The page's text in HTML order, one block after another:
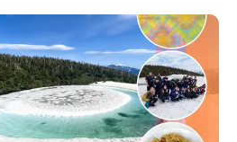
かねる場合がございます。対応が必
ださい。・参加取消や急遽参加でき
決定後の参加お取り消しはご遠慮下さ
の場合はお早めに事務局までご連絡く
ーやむを得ない参加お取り消しの場
応させていただきます。ご了承くださ
＜7月3日＞から、【キャンセルのご連
代金】・21日目にあたる日以前：無
負担となります・集合場所までの往
の個人飲食費などの個人的費用【募
多数の場合は抽選の上決定）【参加
合は、締め切り後1週間を目途に当落結
し込み受付締切】4月30日(木)12：00
疑問も不安もワクワクに変える！「お
ップ説明会プログラムの内容を詳しく
迷われている方向けにZoomでのオン
。先輩たちは「地域探究」の授業
ル」を通して、学校の外へどんどん
リアルな課題解決にチャレンジしてい
流がきっと「未来の自分」のヒントが
の人たちや先輩たちとの出会いが待っ
たの世界をグッと広げる特別な旅に出
めポイント体験プログラム内容（予
エンテーション・自己紹介ワーク」
！「おためし地域留学」は、日本全国
枠を超えて学校生活を送る「地域みら
ログラムです。はじめてのひとり旅で
しっかりとサポートいたします。今回
水市（いずみし）出水工業高校」出水
の玄関口にあるまち。ここでしか見ら
がずっと大切にしてきたものがありま
道」を歩く昔、武士たちがまちを守る